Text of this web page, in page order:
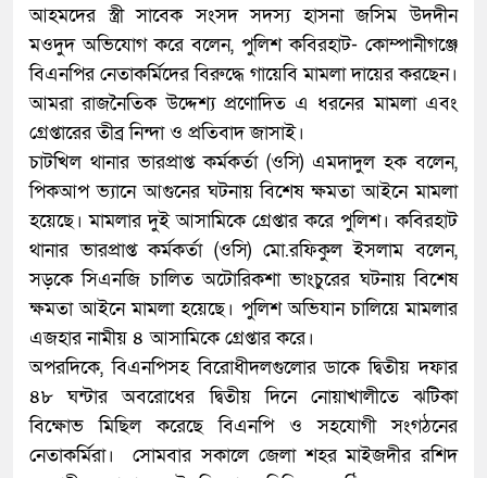
আহমদের স্ত্রী সাবেক সংসদ সদস্য হাসনা জসিম উদদীন
মওদুদ অভিযোগ করে বলেন, পুলিশ কবিরহাট- কোম্পানীগঞ্জে
বিএনপির নেতাকর্মিদের বিরুদ্ধে গায়েবি মামলা দায়ের করছেন।
আমরা রাজনৈতিক উদ্দেশ্য প্রণোদিত এ ধরনের মামলা এবং
গ্রেপ্তারের তীব্র নিন্দা ও প্রতিবাদ জাসাই।
চাটখিল থানার ভারপ্রাপ্ত কর্মকর্তা (ওসি) এমদাদুল হক বলেন,
পিকআপ ভ্যানে আগুনের ঘটনায় বিশেষ ক্ষমতা আইনে মামলা
হয়েছে। মামলার দুই আসামিকে গ্রেপ্তার করে পুলিশ। কবিরহাট
থানার ভারপ্রাপ্ত কর্মকর্তা (ওসি) মো.রফিকুল ইসলাম বলেন,
সড়কে সিএনজি চালিত অটোরিকশা ভাংচুরের ঘটনায় বিশেষ
ক্ষমতা আইনে মামলা হয়েছে। পুলিশ অভিযান চালিয়ে মামলার
এজহার নামীয় ৪ আসামিকে গ্রেপ্তার করে।
অপরদিকে, বিএনপিসহ বিরোধীদলগুলোর ডাকে দ্বিতীয় দফার
৪৮ ঘন্টার অবরোধের দ্বিতীয় দিনে নোয়াখালীতে ঝটিকা
বিক্ষোভ মিছিল করেছে বিএনপি ও সহযোগী সংগঠনের
নেতাকর্মিরা। সোমবার সকালে জেলা শহর মাইজদীর রশিদ